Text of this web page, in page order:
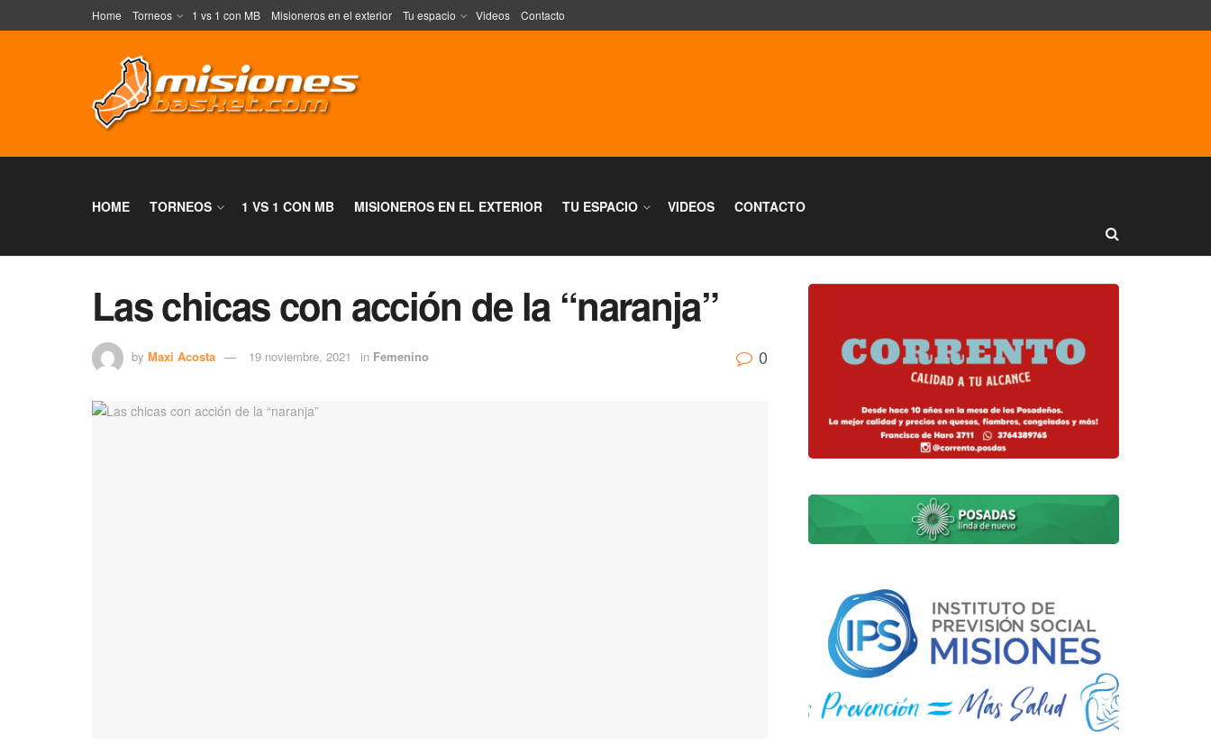
Home Torneos 1 vs 1 con MB Misioneros en el exterior Tu espacio Videos Contacto
HOME TORNEOS 1 VS 1 CON MB MISIONEROS EN EL EXTERIOR TU ESPACIO VIDEOS CONTACTO
Las chicas con acción de la “naranja”
by Maxi Acosta 19 noviembre, 2021 in Femenino 0